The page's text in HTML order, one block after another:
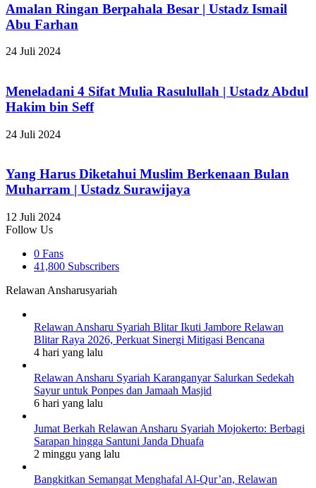
Amalan Ringan Berpahala Besar | Ustadz Ismail
Abu Farhan
24 Juli 2024
Meneladani 4 Sifat Mulia Rasulullah | Ustadz Abdul
Hakim bin Seff
24 Juli 2024
Yang Harus Diketahui Muslim Berkenaan Bulan
Muharram | Ustadz Surawijaya
12 Juli 2024
Follow Us
0 Fans
41,800 Subscribers
Relawan Ansharusyariah
Relawan Ansharu Syariah Blitar Ikuti Jambore Relawan
Blitar Raya 2026, Perkuat Sinergi Mitigasi Bencana
4 hari yang lalu
Relawan Ansharu Syariah Karanganyar Salurkan Sedekah
Sayur untuk Ponpes dan Jamaah Masjid
6 hari yang lalu
Jumat Berkah Relawan Ansharu Syariah Mojokerto: Berbagi
Sarapan hingga Santuni Janda Dhuafa
2 minggu yang lalu
Bangkitkan Semangat Menghafal Al-Qur’an, Relawan